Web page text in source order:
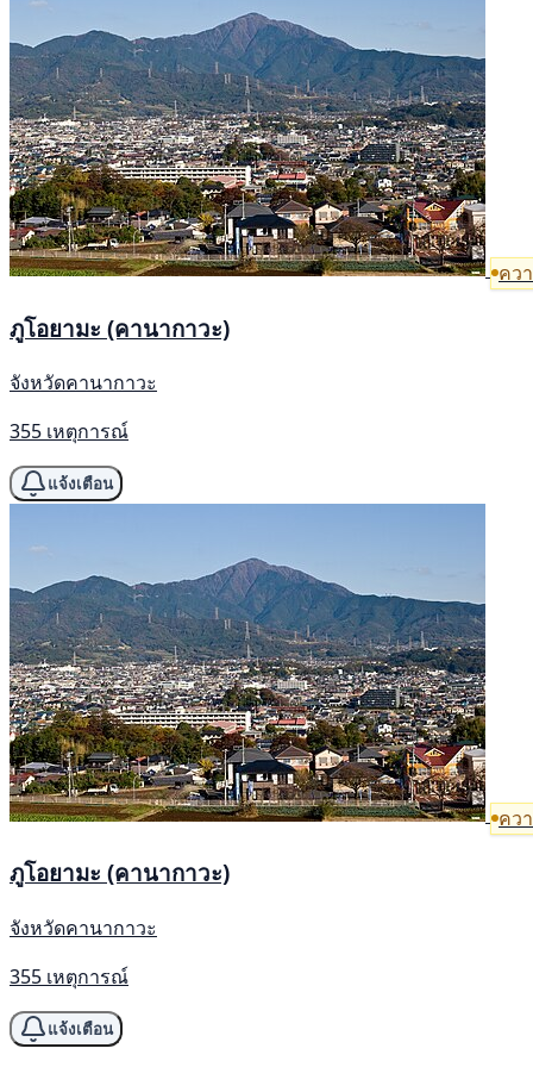
คว
ภูโอยามะ (คานากาวะ)
จังหวัดคานากาวะ
355 เหตุการณ์
แจ้งเตือน
คว
ภูโอยามะ (คานากาวะ)
จังหวัดคานากาวะ
355 เหตุการณ์
แจ้งเตือน